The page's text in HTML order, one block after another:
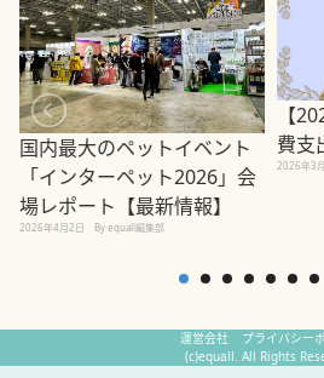
国内最大のペットイベント
「インターペット2026」会
場レポート【最新情報】
2026年4月2日 By equall編集部
【
費支
2026年3
運営会社
プライバシー
(c)equall. All Rights